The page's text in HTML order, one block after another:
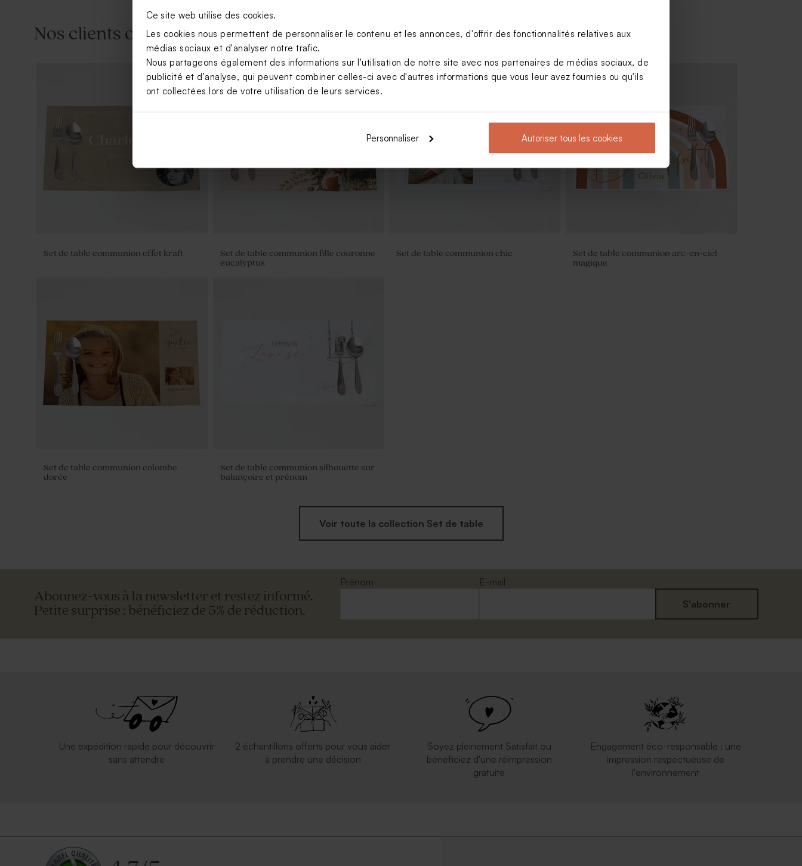
Ce site web utilise des cookies.
Les cookies nous permettent de personnaliser le contenu et les annonces, d'offrir des fonctionnalités relatives aux
médias sociaux et d'analyser notre trafic.
Nous partageons également des informations sur l'utilisation de notre site avec nos partenaires de médias sociaux, de
publicité et d'analyse, qui peuvent combiner celles-ci avec d'autres informations que vous leur avez fournies ou qu'ils
ont collectées lors de votre utilisation de leurs services.
Personnaliser Autoriser tous les cookies
Sticker bougie baptême eucalyptus et
fleurs dorées
Carte de remerciement communion
eucalyptus et fleurs dorées
Sticker communion eucalyptus
féérique 3,7 cm
Carte menu communion eucalyptus et
fleurs dorées
Carte menu baptême eucalyptus et
Nos clients ont aussi aimé...
Set de table communion effet kraft
Set de table communion fille couronne
eucalyptus
Set de table communion chic
Set de table communion arc-en-ciel
magique
Set de table communion colombe
dorée
Set de table communion silhouette sur
balançoire et prénom
Voir toute la collection Set de table
Abonnez-vous à la newsletter et restez informé.
Petite surprise : bénéficiez de 5% de réduction.
Prénom
E-mail
S'abonner
Une expédition rapide pour découvrir
sans attendre
2 échantillons offerts pour vous aider
à prendre une décision
Soyez pleinement Satisfait ou
bénéficiez d'une réimpression
gratuite
Engagement éco-responsable : une
impression respectueuse de
l'environnement